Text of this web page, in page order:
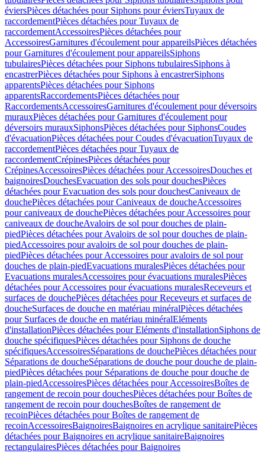
éviersPièces détachées pour Siphons pour éviersTuyaux de
raccordementPièces détachées pour Tuyaux de
raccordementAccessoiresPièces détachées pour
AccessoiresGarnitures d'écoulement pour appareilsPièces détachées
pour Garnitures d'écoulement pour appareilsSiphons
tubulairesPièces détachées pour Siphons tubulairesSiphons à
encastrerPièces détachées pour Siphons à encastrerSiphons
apparentsPièces détachées pour Siphons
apparentsRaccordementsPièces détachées pour
RaccordementsAccessoiresGarnitures d'écoulement pour déversoirs
murauxPièces détachées pour Garnitures d'écoulement pour
déversoirs murauxSiphonsPièces détachées pour SiphonsCoudes
d'évacuationPièces détachées pour Coudes d'évacuationTuyaux de
raccordementPièces détachées pour Tuyaux de
raccordementCrépinesPièces détachées pour
CrépinesAccessoiresPièces détachées pour AccessoiresDouches et
baignoiresDouchesEvacuation des sols pour douchesPièces
détachées pour Evacuation des sols pour douchesCaniveaux de
douchePièces détachées pour Caniveaux de doucheAccessoires
pour caniveaux de douchePièces détachées pour Accessoires pour
caniveaux de doucheAvaloirs de sol pour douches de plain-
piedPièces détachées pour Avaloirs de sol pour douches de plain-
piedAccessoires pour avaloirs de sol pour douches de plain-
piedPièces détachées pour Accessoires pour avaloirs de sol pour
douches de plain-piedEvacuations muralesPièces détachées pour
Evacuations muralesAccessoires pour évacuations muralesPièces
détachées pour Accessoires pour évacuations muralesReceveurs et
surfaces de douchePièces détachées pour Receveurs et surfaces de
doucheSurfaces de douche en matériau minéralPièces détachées
pour Surfaces de douche en matériau minéralEléments
d'installationPièces détachées pour Eléments d'installationSiphons de
douche spécifiquesPièces détachées pour Siphons de douche
spécifiquesAccessoiresSéparations de douchePièces détachées pour
Séparations de doucheSéparations de douche pour douche de plain-
piedPièces détachées pour Séparations de douche pour douche de
plain-piedAccessoiresPièces détachées pour AccessoiresBoîtes de
rangement de recoin pour douchesPièces détachées pour Boîtes de
rangement de recoin pour douchesBoîtes de rangement de
recoinPièces détachées pour Boîtes de rangement de
recoinAccessoiresBaignoiresBaignoires en acrylique sanitairePièces
détachées pour Baignoires en acrylique sanitaireBaignoires
rectangulairesPièces détachées pour Baignoires